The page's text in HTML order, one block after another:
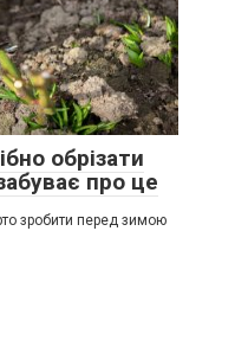
обрізати
про це
зробити перед зимою